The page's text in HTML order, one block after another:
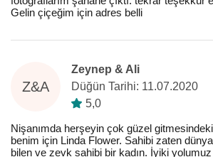
Gelin çiçeğim için adres belli
Z&A
Zeynep & Ali
Düğün Tarihi: 11.07.2020
5,0
Nişanımda herşeyin çok güzel
benim için Linda Flower. Sahibi zaten
bilen ve zevk sahibi bir kadın. İyiki